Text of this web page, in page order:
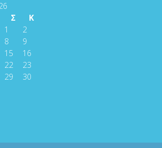
Σ
Κ
1
2
8
9
15
16
22
23
29
30